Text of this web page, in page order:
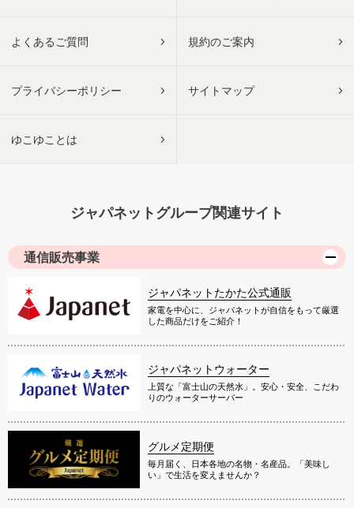
よくあるご質問 規約のご案内
プライバシーポリシー サイトマップ
ゆこゆことは
ジャパネットグループ関連サイト
通信販売事業
ジャパネットたかた公式通販
家電を中心に、ジャパネットが自信をもって厳選
した商品だけをご紹介！
ジャパネットウォーター
上質な「富士山の天然水」。安心・安全、こだわ
りのウォーターサーバー
グルメ定期便
毎月届く、日本各地の名物・名産品。「美味し
い」で生活を変えませんか？